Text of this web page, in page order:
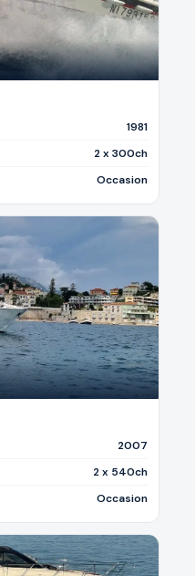
1981
2 x 300ch
Occasion
2007
2 x 540ch
Occasion